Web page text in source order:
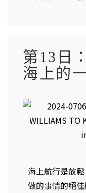
第13日
海上的
海上航行是放
做的事情的絕